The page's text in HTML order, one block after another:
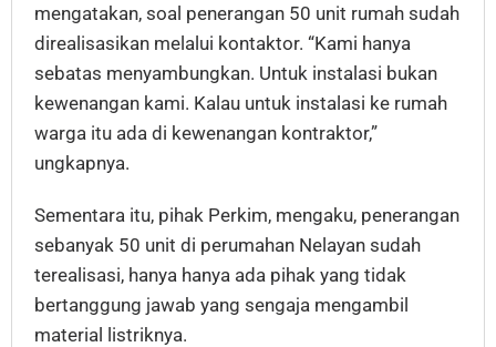
mengatakan, soal penerangan 50 unit rumah sudah
direalisasikan melalui kontaktor. “Kami hanya
sebatas menyambungkan. Untuk instalasi bukan
kewenangan kami. Kalau untuk instalasi ke rumah
warga itu ada di kewenangan kontraktor,”
ungkapnya.
Sementara itu, pihak Perkim, mengaku, penerangan
sebanyak 50 unit di perumahan Nelayan sudah
terealisasi, hanya hanya ada pihak yang tidak
bertanggung jawab yang sengaja mengambil
material listriknya.